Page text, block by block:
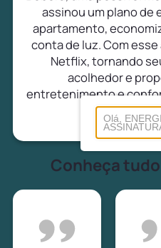
assinou um plano de
apartamento,
conta de luz. Com
Netflix, tornando
acolhedor e
entretenimento e
Conheça